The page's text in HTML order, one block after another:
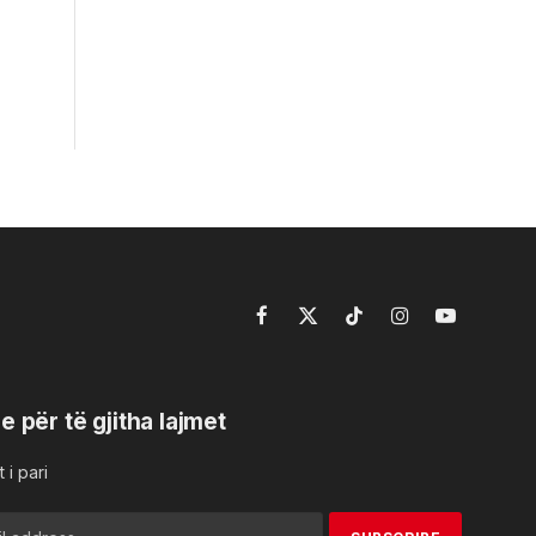
Facebook
X
TikTokInstagramYouTube
për të gjitha lajmet
i pari